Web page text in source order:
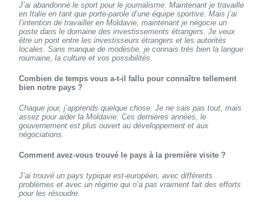
J’ai abandonné le sport pour le journalisme. Maintenant je travaille
en Italie en tant que porte-parole d’une équipe sportive. Mais j’ai
l’intention de travailler en Moldavie, maintenant je négocie un
poste dans le domaine des investissements étrangers. Je veux
être un pont entre les investisseurs étrangers et les autorités
locales. Sans manque de modestie, je connais très bien la langue
roumaine, la culture et vos possibilités.
Combien de temps vous a-t-il fallu pour connaître tellement
bien notre pays ?
Chaque jour, j’apprends quelque chose. Je ne sais pas tout, mais
assez pour aider la Moldavie. Ces dernières années, le
gouvernement est plus ouvert au développement et aux
négociations.
Comment avez-vous trouvé le pays à la première visite ?
J’ai trouvé un pays typique est-européen, avec différents
problèmes et avec un régime qui n’a pas vraiment fait des efforts
pour les résoudre.